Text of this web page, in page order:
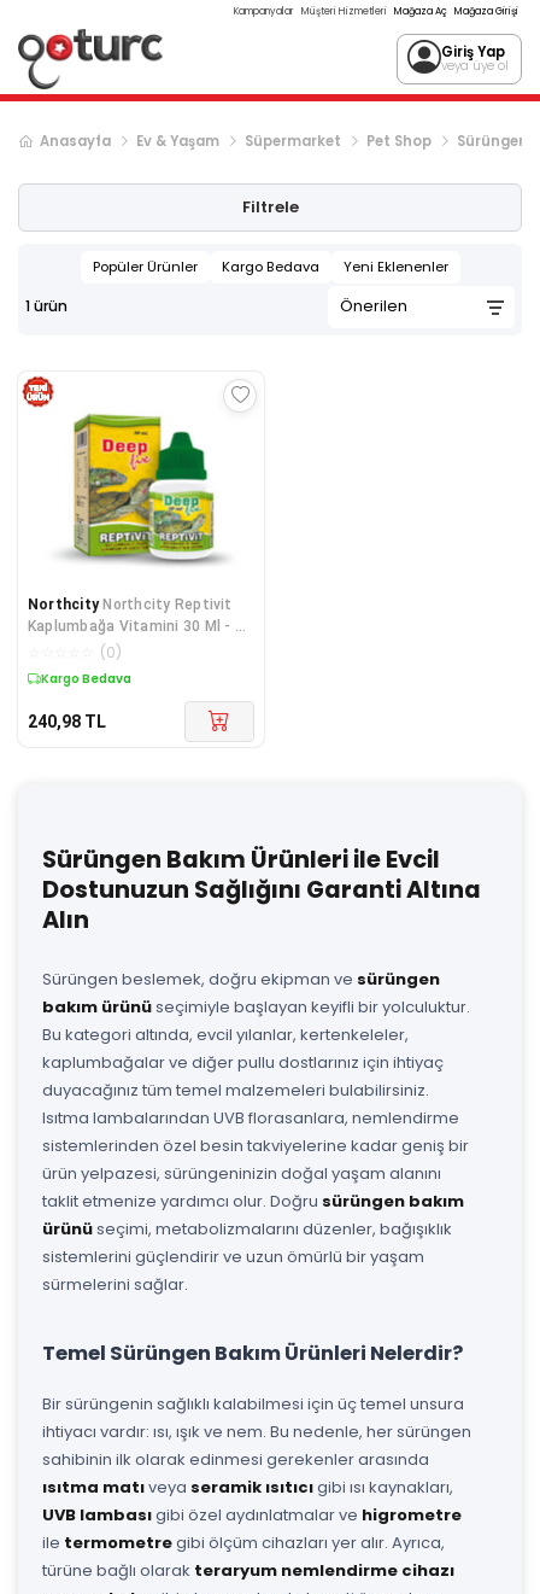
Kampanyalar Müşteri Hizmetleri Mağaza Aç Mağaza Girişi
Giriş Yap
veya üye ol
Anasayfa Ev & Yaşam Süpermarket Pet Shop Sürüngen
Filtrele
Popüler Ürünler Kargo Bedava Yeni Eklenenler
1ürün
Northcity Northcity Reptivit
Kaplumbağa Vitamini 30 Ml - Su
Kaplumbağaları
(0)
Kargo Bedava
240,98 TL
Sürüngen Bakım Ürünleri ile Evcil
Dostunuzun Sağlığını Garanti Altına
Alın
Sürüngen beslemek, doğru ekipman ve sürüngen
bakım ürünüseçimiyle başlayan keyifli bir yolculuktur.
Bu kategori altında, evcil yılanlar, kertenkeleler,
kaplumbağalar ve diğer pullu dostlarınız için ihtiyaç
duyacağınız tüm temel malzemeleri bulabilirsiniz.
Isıtma lambalarından UVB florasanlara, nemlendirme
sistemlerinden özel besin takviyelerine kadar geniş bir
ürün yelpazesi, sürüngeninizin doğal yaşam alanını
taklit etmenize yardımcı olur. Doğru sürüngen bakım
ürünüseçimi, metabolizmalarını düzenler, bağışıklık
sistemlerini güçlendirir ve uzun ömürlü bir yaşam
sürmelerini sağlar.
Temel Sürüngen Bakım Ürünleri Nelerdir?
Bir sürüngenin sağlıklı kalabilmesi için üç temel unsura
ihtiyacı vardır: ısı, ışık ve nem. Bu nedenle, her sürüngen
sahibinin ilk olarak edinmesi gerekenler arasında
ısıtma matıveya seramik ısıtıcıgibi ısı kaynakları,
UVB lambasıgibi özel aydınlatmalar ve higrometre
ile termometregibi ölçüm cihazları yer alır. Ayrıca,
türüne bağlı olarak teraryum nemlendirme cihazı